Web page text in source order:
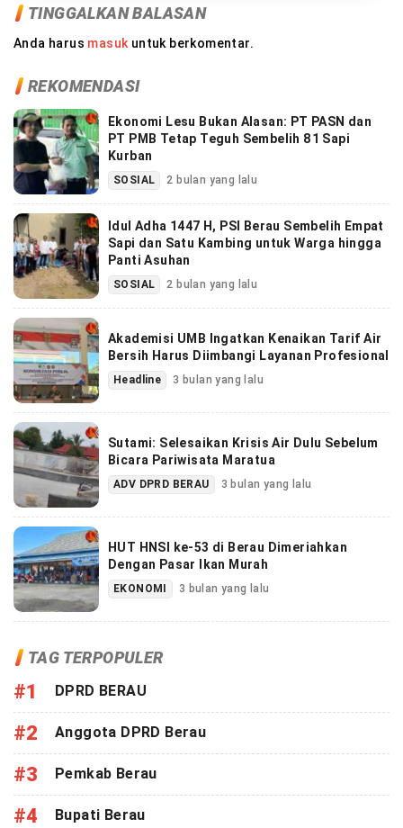
TINGGALKAN BALASAN
Anda harus masuk untuk berkomentar.
REKOMENDASI
Ekonomi Lesu Bukan Alasan: PT PASN dan
PT PMB Tetap Teguh Sembelih 81 Sapi
Kurban
SOSIAL 2 bulan yang lalu
Idul Adha 1447 H, PSI Berau Sembelih Empat
Sapi dan Satu Kambing untuk Warga hingga
Panti Asuhan
SOSIAL 2 bulan yang lalu
Akademisi UMB Ingatkan Kenaikan Tarif Air
Bersih Harus Diimbangi Layanan Profesional
Headline 3 bulan yang lalu
Sutami: Selesaikan Krisis Air Dulu Sebelum
Bicara Pariwisata Maratua
ADV DPRD BERAU 3 bulan yang lalu
HUT HNSI ke-53 di Berau Dimeriahkan
Dengan Pasar Ikan Murah
EKONOMI 3 bulan yang lalu
TAG TERPOPULER
#1 DPRD BERAU
#2 Anggota DPRD Berau
#3 Pemkab Berau
#4 Bupati Berau